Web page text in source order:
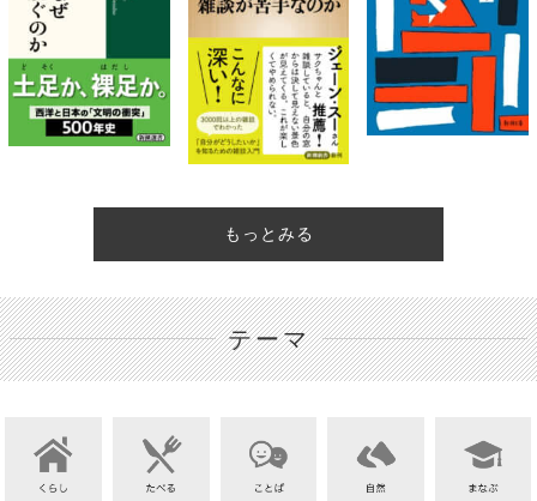
もっとみる
テーマ